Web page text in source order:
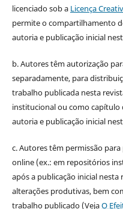
licenciado sob a Licença
permite o compartilhamento
autoria e publicação inicial
b. Autores têm autorização
separadamente, para
trabalho publicada nesta
institucional ou como
autoria e publicação inicial
c. Autores têm permissão
online (ex.: em repositórios
após a publicação inicial
alterações produtivas, bem
trabalho publicado (VejaO